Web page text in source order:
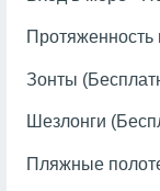
Зонты
Шезлонги
Пляжные